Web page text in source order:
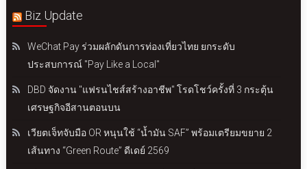
Biz Update
WeChat Pay ร่วมผลักดันการท่องเที่ยวไทย ยกระดับ
ประสบการณ์ "Pay Like a Local"
DBD จัดงาน "แฟรนไชส์สร้างอาชีพ" โรดโชว์ครั้งที่ 3 กระตุ้น
เศรษฐกิจอีสานตอนบน
เวียตเจ็ทจับมือ OR หนุนใช้ “น้ำมัน SAF” พร้อมเตรียมขยาย 2
เส้นทาง “Green Route” ดีเดย์ 2569